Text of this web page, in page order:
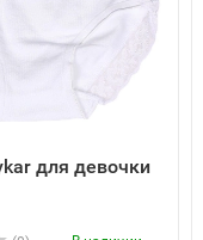
для девочки